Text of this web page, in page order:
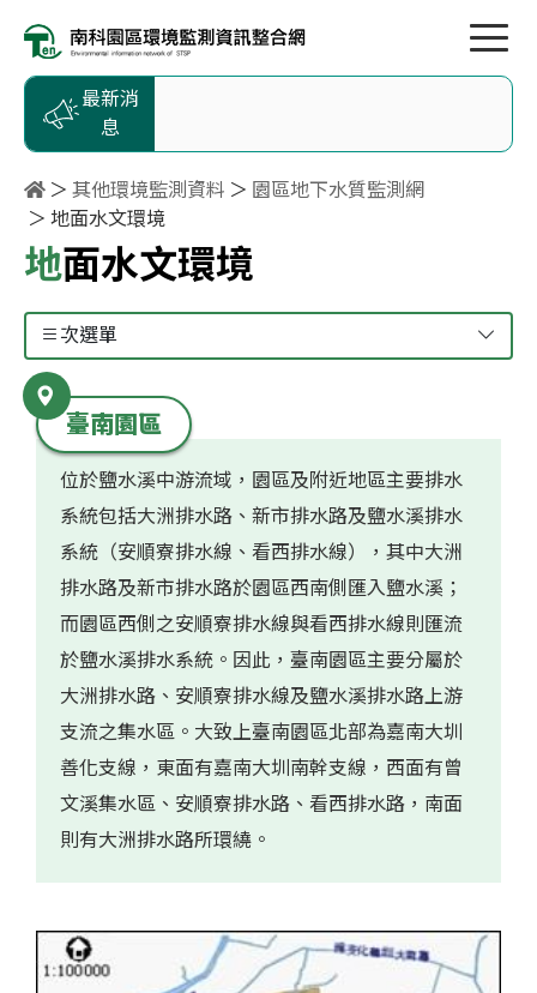
最新消
息
其他環境監測資料
園區地下水質監測網
地面水文環境
地面水文環境
次選單
臺南園區
位於鹽水溪中游流域，園區及附近地區主要排水
系統包括大洲排水路、新市排水路及鹽水溪排水
系統（安順寮排水線、看西排水線），其中大洲
排水路及新市排水路於園區西南側匯入鹽水溪；
而園區西側之安順寮排水線與看西排水線則匯流
於鹽水溪排水系統。因此，臺南園區主要分屬於
大洲排水路、安順寮排水線及鹽水溪排水路上游
支流之集水區。大致上臺南園區北部為嘉南大圳
善化支線，東面有嘉南大圳南幹支線，西面有曾
文溪集水區、安順寮排水路、看西排水路，南面
則有大洲排水路所環繞。